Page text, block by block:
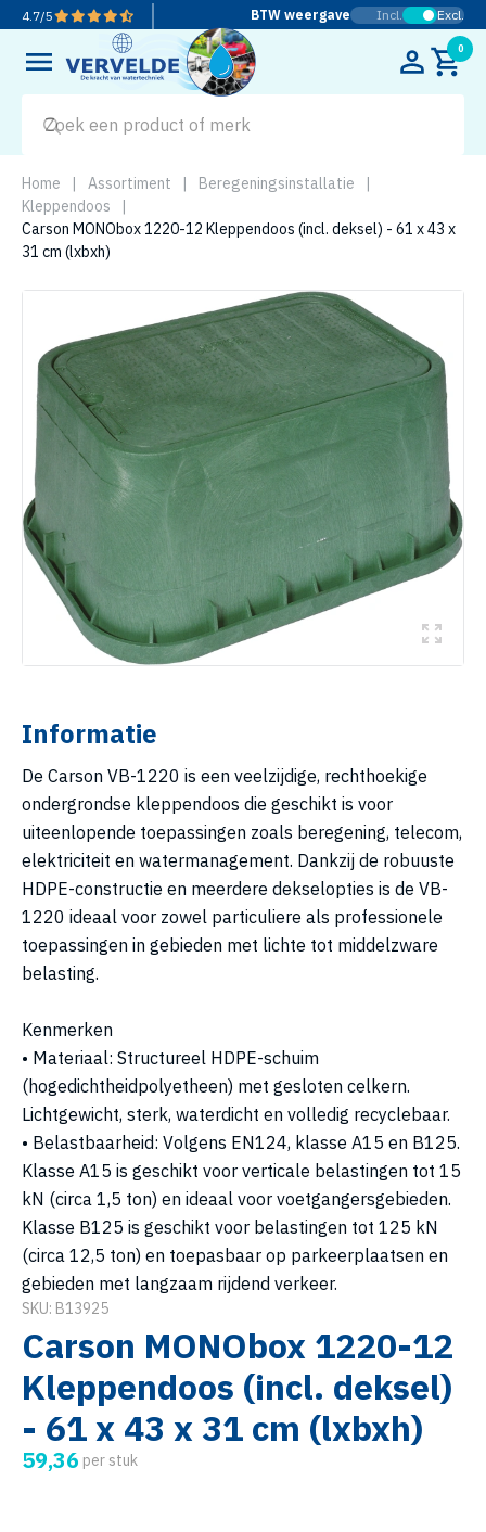
4.7/5 BTW weergave Incl. Excl.
0
Home | Assortiment | Beregeningsinstallatie
|
Kleppendoos
|
Carson MONObox 1220-12 Kleppendoos (incl. deksel) - 61 x 43 x
31 cm (lxbxh)
Informatie
De Carson VB-1220 is een veelzijdige, rechthoekige
ondergrondse kleppendoos die geschikt is voor
uiteenlopende toepassingen zoals beregening, telecom,
elektriciteit en watermanagement. Dankzij de robuuste
HDPE-constructie en meerdere dekselopties is de VB-
1220 ideaal voor zowel particuliere als professionele
toepassingen in gebieden met lichte tot middelzware
belasting.
Kenmerken
• Materiaal: Structureel HDPE-schuim
(hogedichtheidpolyetheen) met gesloten celkern.
Lichtgewicht, sterk, waterdicht en volledig recyclebaar.
• Belastbaarheid: Volgens EN124, klasse A15 en B125.
Klasse A15 is geschikt voor verticale belastingen tot 15
kN (circa 1,5 ton) en ideaal voor voetgangersgebieden.
Klasse B125 is geschikt voor belastingen tot 125 kN
(circa 12,5 ton) en toepasbaar op parkeerplaatsen en
gebieden met langzaam rijdend verkeer.
SKU: B13925
Carson MONObox 1220-12
Kleppendoos (incl. deksel)
- 61 x 43 x 31 cm (lxbxh)
59,36 per stuk